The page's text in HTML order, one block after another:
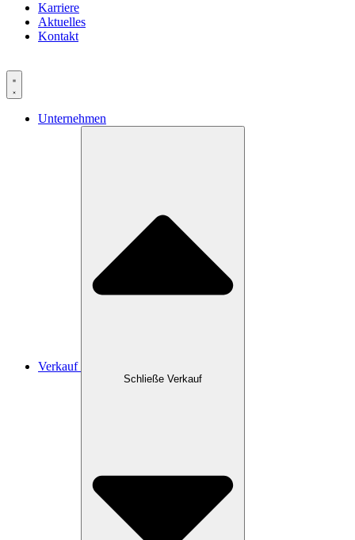
Karriere
Aktuelles
Kontakt
Unternehmen
Verkauf
Schließe Verkauf